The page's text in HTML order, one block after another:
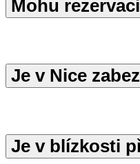
Mohu
Je v Nice
Je v blízkosti